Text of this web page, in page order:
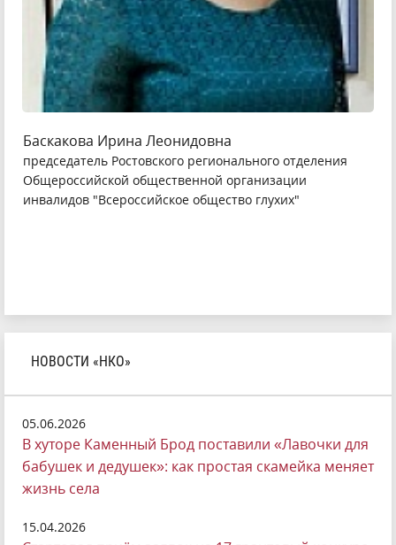
Баскакова Ирина Леонидовна
председатель Ростовского регионального отделения
Общероссийской общественной организации
инвалидов "Всероссийское общество глухих"
НОВОСТИ «НКО»
05.06.2026
В хуторе Каменный Брод поставили «Лавочки для
бабушек и дедушек»: как простая скамейка меняет
жизнь села
15.04.2026